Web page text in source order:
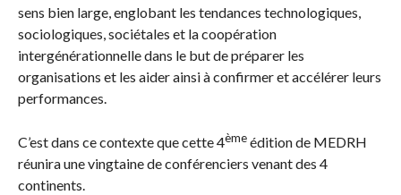
sens bien large, englobant les tendances technologiques,
sociologiques, sociétales et la coopération
intergénérationnelle dans le but de préparer les
organisations et les aider ainsi à confirmer et accélérer leurs
performances.
C’est dans ce contexte que cette 4èmeédition de MEDRH
réunira une vingtaine de conférenciers venant des 4
continents.